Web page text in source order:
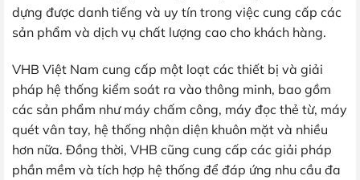
dựng được danh tiếng và uy tín trong việc cung cấp các
sản phẩm và dịch vụ chất lượng cao cho khách hàng.
VHB Việt Nam cung cấp một loạt các thiết bị và giải
pháp hệ thống kiểm soát ra vào thông minh, bao gồm
các sản phẩm như máy chấm công, máy đọc thẻ từ, máy
quét vân tay, hệ thống nhận diện khuôn mặt và nhiều
hơn nữa. Đồng thời, VHB cũng cung cấp các giải pháp
phần mềm và tích hợp hệ thống để đáp ứng nhu cầu đa